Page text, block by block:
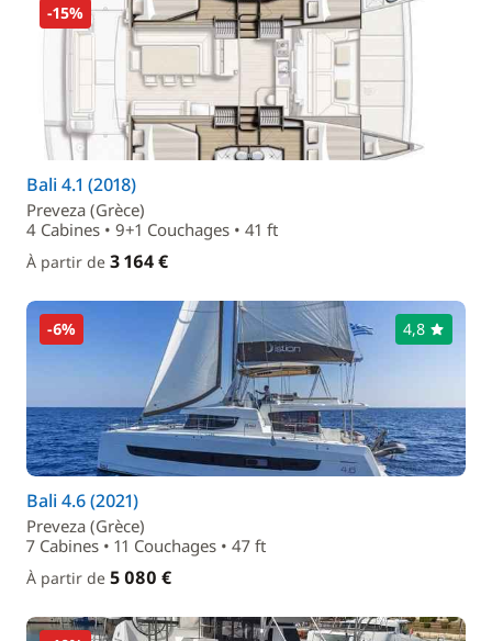
-15%
Bali 4.1 (2018)
Preveza (Grèce)
4 Cabines • 9+1 Couchages • 41 ft
À partir de 3 164 €
-6% 4,8
Bali 4.6 (2021)
Preveza (Grèce)
7 Cabines • 11 Couchages • 47 ft
À partir de 5 080 €